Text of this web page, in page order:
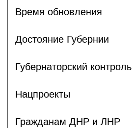
Время обновления
Достояние Губернии
Губернаторский контроль
Нацпроекты
Гражданам ДНР и ЛНР